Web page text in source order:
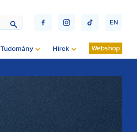
EN
Tudomány Hírek Webshop